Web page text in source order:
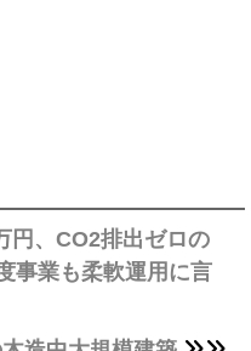
円、CO2排出ゼロの
事業も柔軟運用に言